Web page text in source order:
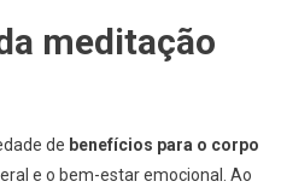
meditação
de benefícios para o corpo
e o bem-estar emocional. Ao